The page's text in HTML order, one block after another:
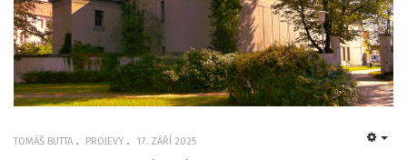
TOMÁŠ BUTTA PROJEVY 17. ZÁŘÍ 2025